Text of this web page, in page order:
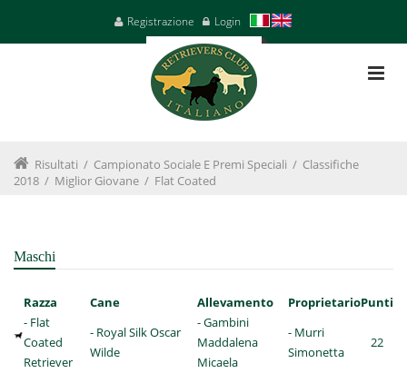
Registrazione Login
Risultati / Campionato Sociale E Premi Speciali / Classifiche
2018 / Miglior Giovane / Flat Coated
Maschi
Razza Cane Allevamento ProprietarioPunti
- Flat
Coated
Retriever
- Royal Silk Oscar
Wilde
- Gambini
Maddalena
Micaela
- Murri
Simonetta
22